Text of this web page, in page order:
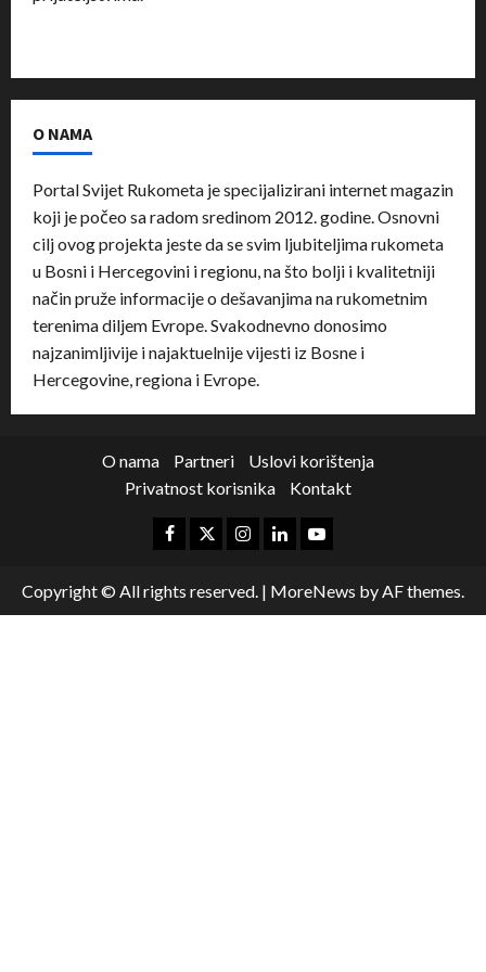
O NAMA
Portal Svijet Rukometa je specijalizirani internet magazin
koji je počeo sa radom sredinom 2012. godine. Osnovni
cilj ovog projekta jeste da se svim ljubiteljima rukometa
u Bosni i Hercegovini i regionu, na što bolji i kvalitetniji
način pruže informacije o dešavanjima na rukometnim
terenima diljem Evrope. Svakodnevno donosimo
najzanimljivije i najaktuelnije vijesti iz Bosne i
Hercegovine, regiona i Evrope.
O nama Partneri
Uslovi korištenja
Privatnost korisnika
Kontakt
Copyright © All rights reserved. | MoreNews by AF themes.